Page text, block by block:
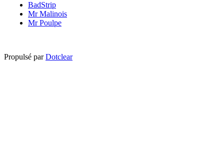
BadStrip
Mr Malinois
Mr Poulpe
Propulsé parDotclear